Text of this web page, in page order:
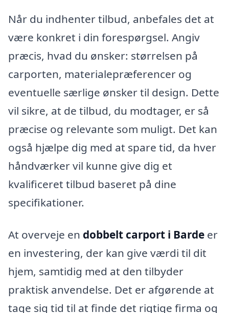
Når du indhenter tilbud, anbefales det at
være konkret i din forespørgsel. Angiv
præcis, hvad du ønsker: størrelsen på
carporten, materialepræferencer og
eventuelle særlige ønsker til design. Dette
vil sikre, at de tilbud, du modtager, er så
præcise og relevante som muligt. Det kan
også hjælpe dig med at spare tid, da hver
håndværker vil kunne give dig et
kvalificeret tilbud baseret på dine
specifikationer.
At overveje en dobbelt carport i Barde er
en investering, der kan give værdi til dit
hjem, samtidig med at den tilbyder
praktisk anvendelse. Det er afgørende at
tage sig tid til at finde det rigtige firma og